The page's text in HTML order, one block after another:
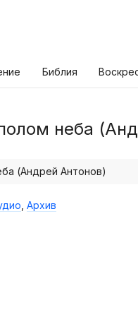
Библия
неба
(Андрей Антонов)
Архив